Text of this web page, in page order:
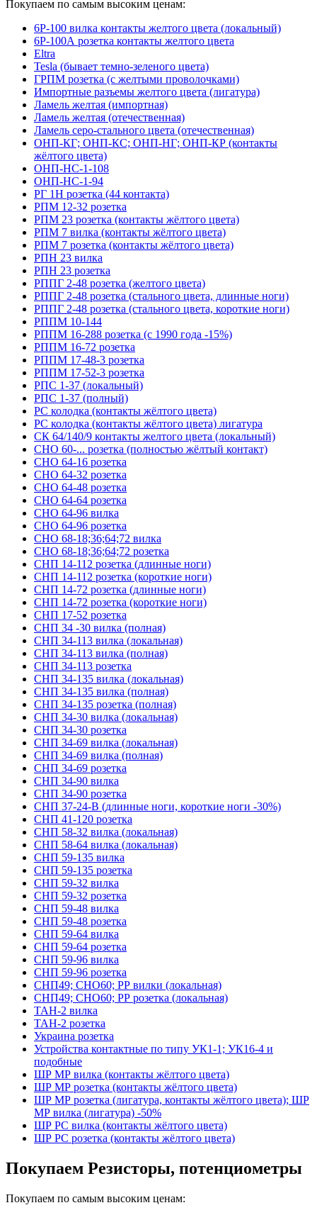
Покупаем по самым высоким ценам:
6Р-100 вилка контакты желтого цвета (локальный)
6Р-100А розетка контакты желтого цвета
Eltra
Tesla (бывает темно-зеленого цвета)
ГРПМ розетка (с желтыми проволочками)
Импортные разъемы желтого цвета (лигатура)
Ламель желтая (импортная)
Ламель желтая (отечественная)
Ламель серо-стального цвета (отечественная)
ОНП-КГ; ОНП-КС; ОНП-НГ; ОНП-КР (контакты
жёлтого цвета)
ОНП-НС-1-108
ОНП-НС-1-94
РГ 1Н розетка (44 контакта)
РПМ 12-32 розетка
РПМ 23 розетка (контакты жёлтого цвета)
РПМ 7 вилка (контакты жёлтого цвета)
РПМ 7 розетка (контакты жёлтого цвета)
РПН 23 вилка
РПН 23 розетка
РППГ 2-48 розетка (желтого цвета)
РППГ 2-48 розетка (стального цвета, длинные ноги)
РППГ 2-48 розетка (стального цвета, короткие ноги)
РППМ 10-144
РППМ 16-288 розетка (с 1990 года -15%)
РППМ 16-72 розетка
РППМ 17-48-3 розетка
РППМ 17-52-3 розетка
РПС 1-37 (локальный)
РПС 1-37 (полный)
РС колодка (контакты жёлтого цвета)
РС колодка (контакты жёлтого цвета) лигатура
СК 64/140/9 контакты желтого цвета (локальный)
СНО 60-... розетка (полностью жёлтый контакт)
СНО 64-16 розетка
СНО 64-32 розетка
СНО 64-48 розетка
СНО 64-64 розетка
СНО 64-96 вилка
СНО 64-96 розетка
СНО 68-18;36;64;72 вилка
СНО 68-18;36;64;72 розетка
СНП 14-112 розетка (длинные ноги)
СНП 14-112 розетка (короткие ноги)
СНП 14-72 розетка (длинные ноги)
СНП 14-72 розетка (короткие ноги)
СНП 17-52 розетка
СНП 34 -30 вилка (полная)
СНП 34-113 вилка (локальная)
СНП 34-113 вилка (полная)
СНП 34-113 розетка
СНП 34-135 вилка (локальная)
СНП 34-135 вилка (полная)
СНП 34-135 розетка (полная)
СНП 34-30 вилка (локальная)
СНП 34-30 розетка
СНП 34-69 вилка (локальная)
СНП 34-69 вилка (полная)
СНП 34-69 розетка
СНП 34-90 вилка
СНП 34-90 розетка
СНП 37-24-В (длинные ноги, короткие ноги -30%)
СНП 41-120 розетка
СНП 58-32 вилка (локальная)
СНП 58-64 вилка (локальная)
СНП 59-135 вилка
СНП 59-135 розетка
СНП 59-32 вилка
СНП 59-32 розетка
СНП 59-48 вилка
СНП 59-48 розетка
СНП 59-64 вилка
СНП 59-64 розетка
СНП 59-96 вилка
СНП 59-96 розетка
СНП49; СНО60; РР вилки (локальная)
СНП49; СНО60; РР розетка (локальная)
ТАН-2 вилка
ТАН-2 розетка
Украина розетка
Устройства контактные по типу УК1-1; УК16-4 и
подобные
ШР МР вилка (контакты жёлтого цвета)
ШР МР розетка (контакты жёлтого цвета)
ШР МР розетка (лигатура, контакты жёлтого цвета); ШР
МР вилка (лигатура) -50%
ШР РС вилка (контакты жёлтого цвета)
ШР РС розетка (контакты жёлтого цвета)
Покупаем Резисторы, потенциометры
Покупаем по самым высоким ценам: